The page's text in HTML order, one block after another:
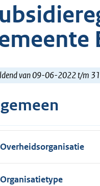
van 09-06-2022 t/m
Overheidsorganisatie
Organisatietype